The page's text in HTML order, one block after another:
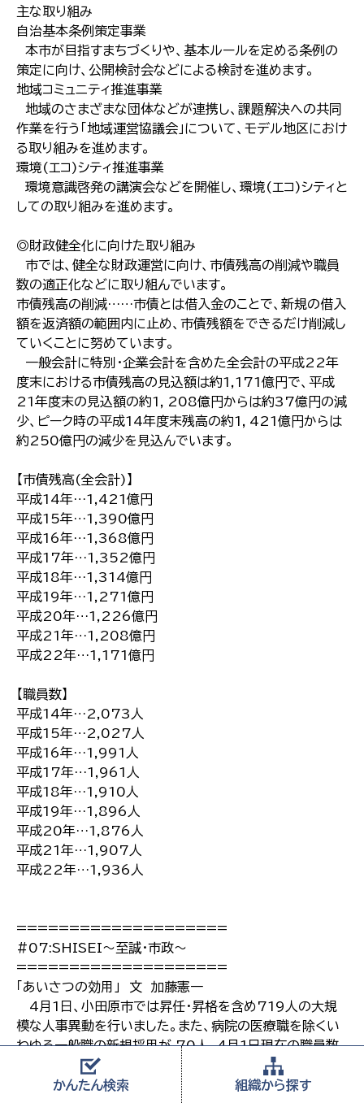
かんたん検索 組織から探す
主な取り組み
自治基本条例策定事業
本市が目指すまちづくりや、基本ルールを定める条例の
策定に向け、公開検討会などによる検討を進めます。
地域コミュニティ推進事業
地域のさまざまな団体などが連携し、課題解決への共同
作業を行う「地域運営協議会」について、モデル地区におけ
る取り組みを進めます。
環境(エコ)シティ推進事業
環境意識啓発の講演会などを開催し、環境(エコ)シティと
しての取り組みを進めます。
◎財政健全化に向けた取り組み
市では、健全な財政運営に向け、市債残高の削減や職員
数の適正化などに取り組んでいます。
市債残高の削減……市債とは借入金のことで、新規の借入
額を返済額の範囲内に止め、市債残額をできるだけ削減し
ていくことに努めています。
一般会計に特別・企業会計を含めた全会計の平成22年
度末における市債残高の見込額は約1,171億円で、平成
21年度末の見込額の約1，208億円からは約37億円の減
少、ピーク時の平成14年度末残高の約1，421億円からは
約250億円の減少を見込んでいます。
【市債残高(全会計)】
平成14年…1,421億円
平成15年…1,390億円
平成16年…1,368億円
平成17年…1,352億円
平成18年…1,314億円
平成19年…1,271億円
平成20年…1,226億円
平成21年…1,208億円
平成22年…1,171億円
【職員数】
平成14年…2,073人
平成15年…2,027人
平成16年…1,991人
平成17年…1,961人
平成18年…1,910人
平成19年…1,896人
平成20年…1,876人
平成21年…1,907人
平成22年…1,936人
====================
#07:SHISEI〜至誠・市政〜
====================
「あいさつの効用」 文 加藤憲一
4月1日、小田原市では昇任・昇格を含め719人の大規
模な人事異動を行いました。また、病院の医療職を除くい
わゆる一般職の新規採用が 70人。4月1日現在の職員数
が1,936人ですから、全体の3分の1近い人数が何らかの
形で動いたことになります。動いた本人も心機一転です